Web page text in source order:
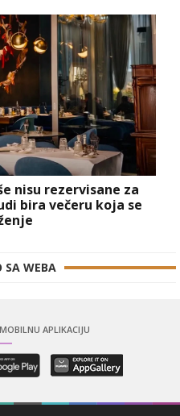
nisu rezervisane za
bira večeru koja se
SA WEBA
APLIKACIJU